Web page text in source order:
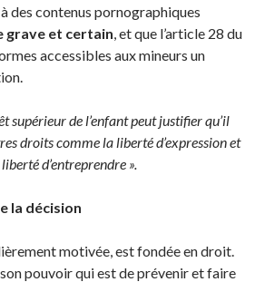
des contenus pornographiques
grave et certain, et que l’article 28 du
accessibles aux mineurs un
supérieur de l’enfant peut justifier qu’il
droits comme la liberté d’expression et
d’entreprendre ».
la décision
motivée, est fondée en droit.
pouvoir qui est de prévenir et faire